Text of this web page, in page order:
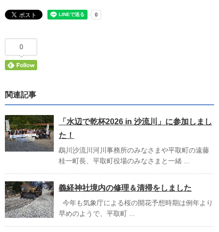
0
関連記事
「水辺で乾杯2026 in 沙流川」に参加しまし
た！
鵡川沙流川河川事務所のみなさまや平取町の遠藤
桂一町長、平取町役場のみなさまと一緒 ...
義経神社境内の修理＆清掃をしました
今年も気象庁による桜の開花予想時期は例年より
早めのようで、平取町 ...